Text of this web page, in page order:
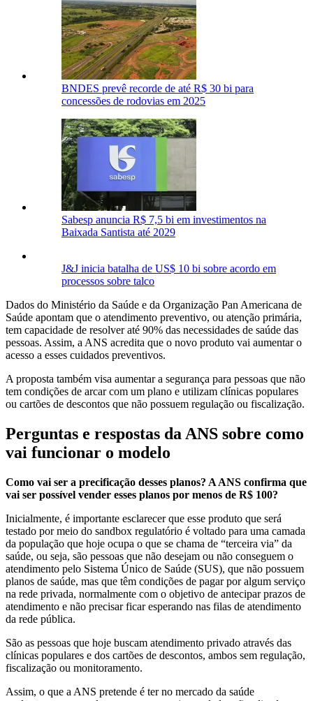
BNDES prevê recorde de até R$ 30 bi para
concessões de rodovias em 2025
Sabesp anuncia R$ 7,5 bi em investimentos na
Baixada Santista até 2029
J&J inicia batalha de US$ 10 bi sobre acordo em
processos sobre talco
Dados do Ministério da Saúde e da Organização Pan Americana de
Saúde apontam que o atendimento preventivo, ou atenção primária,
tem capacidade de resolver até 90% das necessidades de saúde das
pessoas. Assim, a ANS acredita que o novo produto vai aumentar o
acesso a esses cuidados preventivos.
A proposta também visa aumentar a segurança para pessoas que não
tem condições de arcar com um plano e utilizam clínicas populares
ou cartões de descontos que não possuem regulação ou fiscalização.
Perguntas e respostas da ANS sobre como
vai funcionar o modelo
Como vai ser a precificação desses planos? A ANS confirma que
vai ser possível vender esses planos por menos de R$ 100?
Inicialmente, é importante esclarecer que esse produto que será
testado por meio do sandbox regulatório é voltado para uma camada
da população que hoje ocupa o que se chama de “terceira via” da
saúde, ou seja, são pessoas que não desejam ou não conseguem o
atendimento pelo Sistema Único de Saúde (SUS), que não possuem
planos de saúde, mas que têm condições de pagar por algum serviço
na rede privada, normalmente com o objetivo de antecipar prazos de
atendimento e não precisar ficar esperando nas filas de atendimento
da rede pública.
São as pessoas que hoje buscam atendimento privado através das
clínicas populares e dos cartões de descontos, ambos sem regulação,
fiscalização ou monitoramento.
Assim, o que a ANS pretende é ter no mercado da saúde